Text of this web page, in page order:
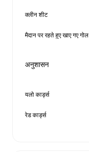
क्लीन शीट
मैदान पर रहते हुए खाए गए गोल
अनुशासन
यलो कार्ड्स
रेड कार्ड्स